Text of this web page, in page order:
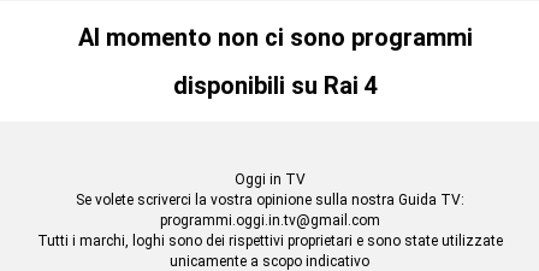
Al momento non ci sono programmi
disponibili su Rai 4
Oggi in TV
Se volete scriverci la vostra opinione sulla nostra Guida TV:
programmi.oggi.in.tv@gmail.com
Tutti i marchi, loghi sono dei rispettivi proprietari e sono state utilizzate
unicamente a scopo indicativo